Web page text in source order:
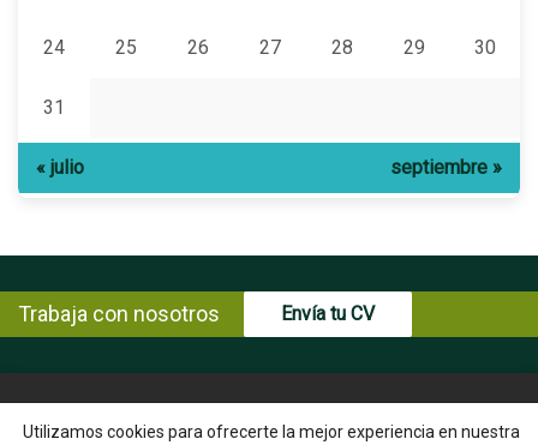
24 25 26 27 28 29 30
31
« julio septiembre »
Trabaja con nosotros Envía tu CV
© Copyright ENCE 2026 MAPA WEB AVISO LEGAL
Utilizamos cookies para ofrecerte la mejor experiencia en nuestra